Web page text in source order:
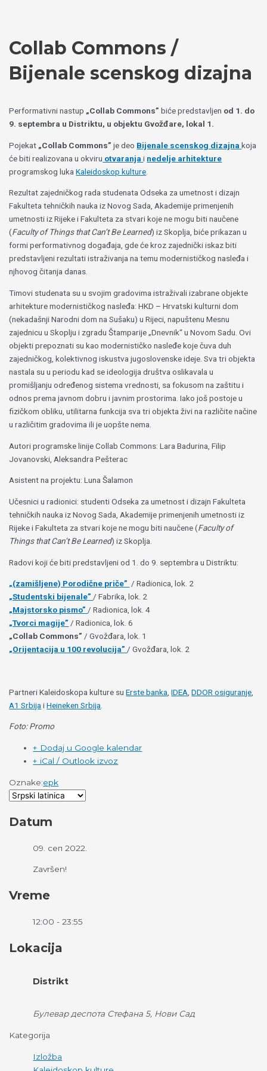
Collab Commons /
Bijenale scenskog dizajna
Performativni nastup „Collab Commons” biće predstavljen od 1. do
9. septembra u Distriktu, u objektu Gvožđare, lokal 1.
Pojekat „Collab Commons” je deo Bijenale scenskog dizajnakoja
će biti realizovana u okviru otvaranjai nedelje arhitekture
programskog lukaKaleidoskop kulture
Rezultat zajedničkog rada studenata Odseka za umetnost i dizajn
Fakulteta tehničkih nauka iz Novog Sada, Akademije primenjenih
umetnosti iz Rijeke i Fakulteta za stvari koje ne mogu biti naučene
(Faculty of Things that Can’t Be Learned) iz Skoplja, biće prikazan u
formi performativnog događaja, gde će kroz zajednički iskaz biti
predstavljeni rezultati istraživanja na temu modernističkog nasleđa i
njhovog čitanja danas.
Timovi studenata su u svojim gradovima istraživali izabrane objekte
arhitekture modernističkog nasleđa: HKD – Hrvatski kulturni dom
(nekadašnji Narodni dom na Sušaku) u Rijeci, napuštenu Mesnu
zajednicu u Skoplju i zgradu Štamparije „Dnevnik“ u Novom Sadu. Ovi
objekti prepoznati su kao modernističko nasleđe koje čuva duh
zajedničkog, kolektivnog iskustva jugoslovenske ideje. Sva tri objekta
nastala su u periodu kad se ideologija društva oslikavala u
promišljanju određenog sistema vrednosti, sa fokusom na zaštitu i
odnos prema javnom dobru i javnim prostorima. Iako još postoje u
fizičkom obliku, utilitarna funkcija sva tri objekta živi na različite načine
u različitim gradovima ili je uopšte nema.
Autori programske linije Collab Commons: Lara Badurina, Filip
Jovanovski, Aleksandra Pešterac
Asistent na projektu: Luna Šalamon
Učesnici u radionici: studenti Odseka za umetnost i dizajn Fakulteta
tehničkih nauka iz Novog Sada, Akademije primenjenih umetnosti iz
Rijeke i Fakulteta za stvari koje ne mogu biti naučene (Faculty of
Things that Can’t Be Learned) iz Skoplja.
Radovi koji će biti predstavljeni od 1. do 9. septembra u Distriktu:
„(zamišljene) Porodične priče” / Radionica, lok. 2
„Studentski bijenale”/ Fabrika, lok. 2
„Majstorsko pismo”/ Radionica, lok. 4
„Tvorci magije” / Radionica, lok. 6
„Collab Commons”/ Gvožđara, lok. 1
„Orijentacija u 100 revolucija”/ Gvožđara, lok. 2
Partneri Kaleidoskopa kulture suErste banka ,IDEA ,DDOR osiguranje
A1 Srbija iHeineken Srbija
Foto: Promo
+ Dodaj u Google kalendar
+ iCal / Outlook izvoz
Oznake:epk
Datum
09. сеп 2022.
Završen!
Vreme
12:00 - 23:55
Lokacija
Distrikt
Булевар деспота Стефана 5, Нови Сад
Kategorija
Izložba